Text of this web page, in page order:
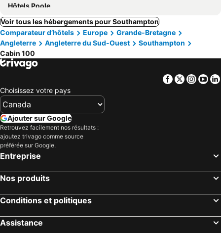
Hôtels Poole
Voir tous les hébergements pour Southampton
Comparateur d’hôtels
Europe
Grande-Bretagne
Angleterre
Angleterre du Sud-Ouest
Southampton
Cabin 100
Facebook
Twitter
Choisissez votre pays
Ajouter sur Google
Retrouvez facilement nos résultats :
ajoutez trivago comme source
préférée sur Google.
Entreprise
Nos produits
Conditions et politiques
Assistance